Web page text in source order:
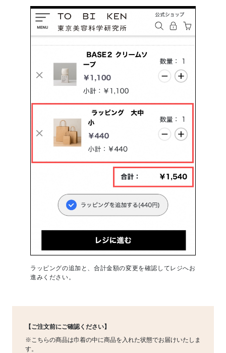
ラッピングの追加と、合計金額の変更を確認してレジへお
進みください。
【ご注文前にご確認ください】
※こちらの商品は巾着の中に商品を入れた状態でお届けいたしま
す。